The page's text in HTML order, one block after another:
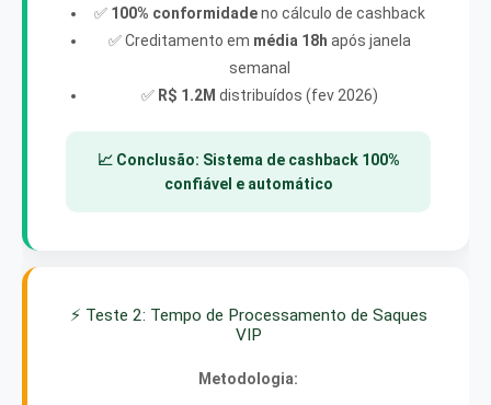
✅ 100% conformidadeno cálculo de cashback
✅ Creditamento em média 18h após janela
semanal
✅ R$ 1.2M distribuídos (fev 2026)
📈 Conclusão: Sistema de cashback 100%
confiável e automático
⚡ Teste 2: Tempo de Processamento de Saques
VIP
Metodologia: